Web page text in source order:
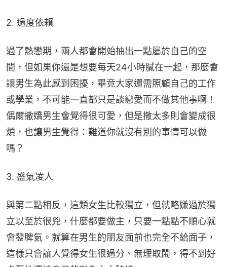
2. 過度依賴
過了熱戀期，兩人都會開始抽出一點屬於自己的空
間，但如果你還是想要每天24小時膩在一起，那麼會
讓男生為此感到困擾，畢竟大家還需照顧自己的工作
或學業，不可能一直都只是談戀愛而不做其他事啊！
偶爾撒嬌男生會覺得很可愛，但是撒太多則會變成很
煩，也讓男生覺得：難道你就沒有別的事情可以做
嗎？
3. 盛氣凌人
與第二點相反，這類女生比較獨立，但就略嫌過於獨
立以至於很兇，什麼都要做主，只要一點點不順心就
會發脾氣。就算在男生的朋友面前也完全不給面子，
這樣只會讓人覺得女生很過分、無理取鬧，得不到好